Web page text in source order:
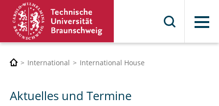
Menü
International International House
Aktuelles und Termine